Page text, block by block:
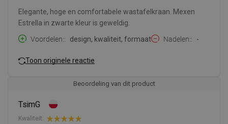
Elegante, hoge en comfortabele wastafelkraan. Mexen
Estrella in zwarte kleur is geweldig.
Voordelen:
design, kwaliteit, formaat Nadelen: -
Toon originele reactie
Beoordeling van dit product
TsimG
Kwaliteit: